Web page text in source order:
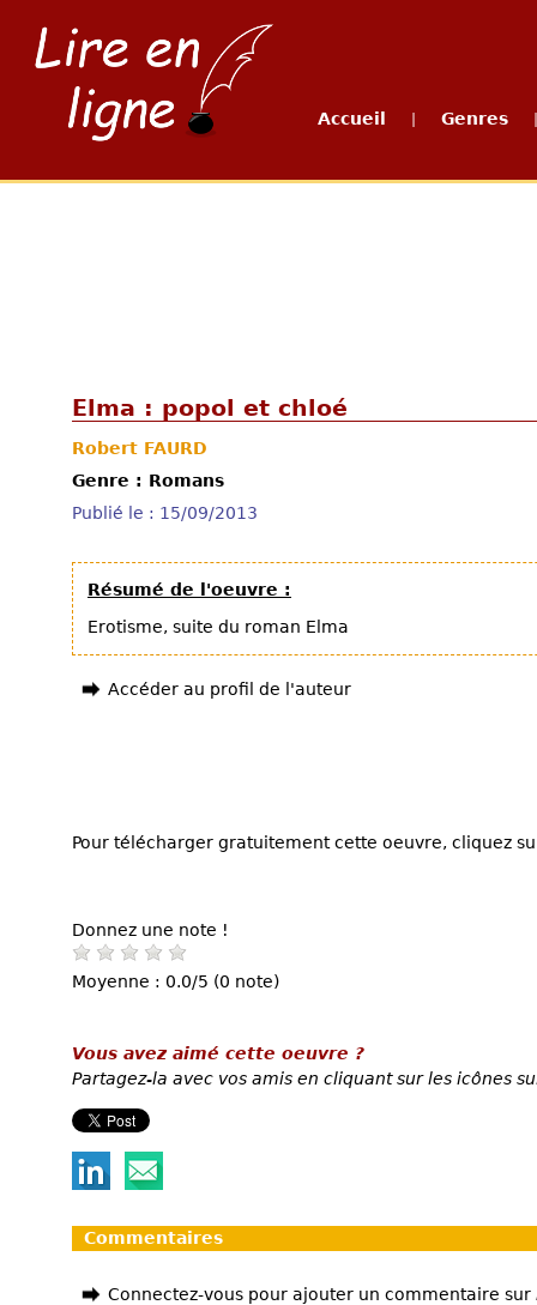
Accueil Genres
Elma : popol et chloé
Robert FAURD
Genre : Romans
Publié le : 15/09/2013
Résumé de l'oeuvre :
Erotisme, suite du roman Elma
Accéder au profil de l'auteur
Pour télécharger gratuitement cette oeuvre, cliquez
Donnez une note !
Moyenne : 0.0/5 (0 note)
Vous avez aimé cette oeuvre ?
Partagez-la avec vos amis en cliquant sur les icônes
Commentaires
Connectez-vous pour ajouter un commentaire sur